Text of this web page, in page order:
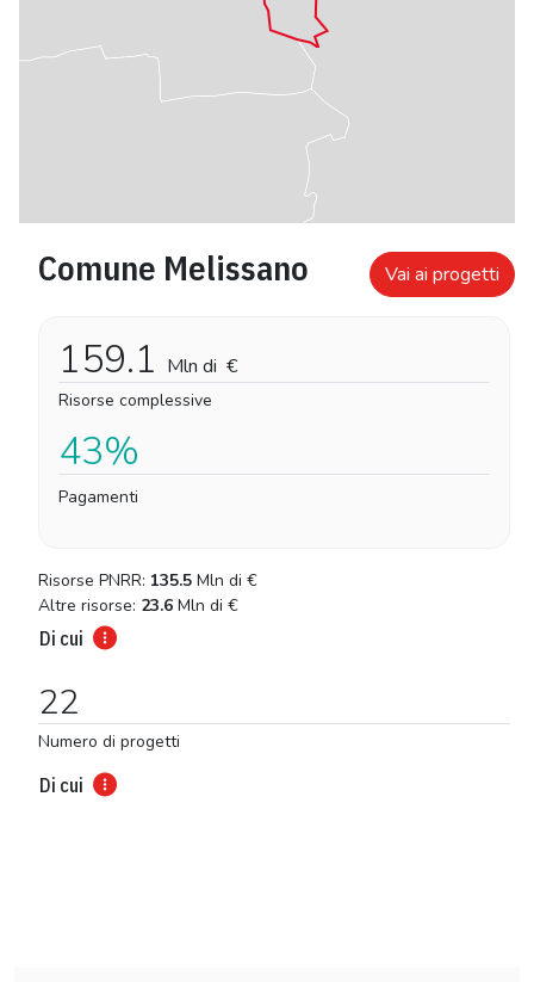
Comune Melissano Vai ai progetti
159.1 Mln di €
Risorse complessive
43%
Pagamenti
Risorse PNRR: 135.5 Mln di €
Altre risorse: 23.6 Mln di €
Di cui
22
Numero di progetti
Di cui